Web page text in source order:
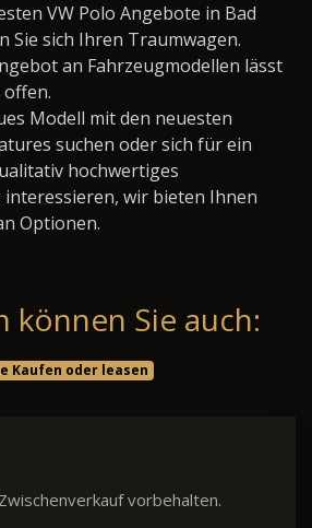
VW Polo Angebote in Bad
Sie sich Ihren Traumwagen.
an Fahrzeugmodellen lässt
Modell mit den neuesten
suchen oder sich für ein
hochwertiges
wir bieten Ihnen
Optionen.
können Sie auch:
Kaufen oder leasen
vorbehalten.